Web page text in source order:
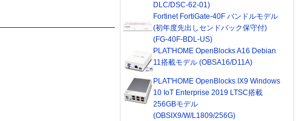
DLC/DSC-62-01)
Fortinet FortiGate-40F バンドルモデル
(初年度先出しセンドバック保守付)
(FG-40F-BDL-US)
PLAT'HOME OpenBlocks A16 Debian
11搭載モデル (OBSA16/D11A)
PLAT'HOME OpenBlocks IX9 Windows
10 IoT Enterprise 2019 LTSC搭載
256GBモデル
(OBSIX9/W/L1809/256G)